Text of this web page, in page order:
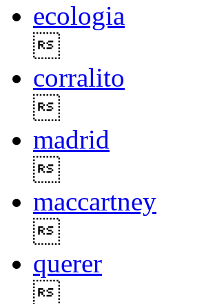
ecologia
corralito
madrid
maccartney
querer